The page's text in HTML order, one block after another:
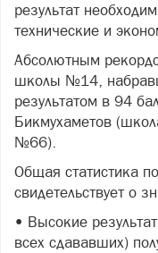
результат
технические и
Абсолютным
школы №14,
результатом в 94
Бикмухаметов
№66).
Общая статистика
свидетельствует о
• Высокие
всех сдававших)